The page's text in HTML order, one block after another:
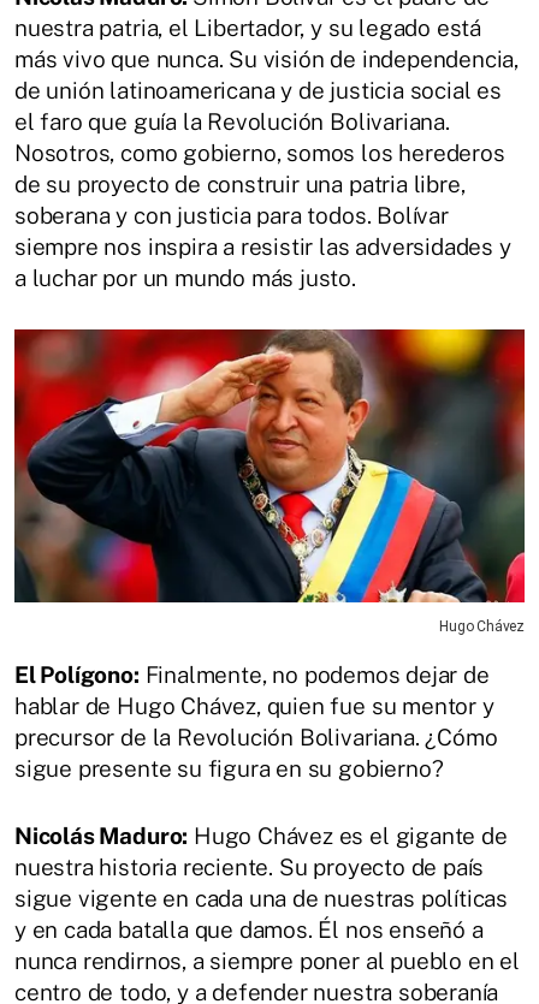
nuestra patria, el Libertador, y su legado está
más vivo que nunca. Su visión de independencia,
de unión latinoamericana y de justicia social es
el faro que guía la Revolución Bolivariana.
Nosotros, como gobierno, somos los herederos
de su proyecto de construir una patria libre,
soberana y con justicia para todos. Bolívar
siempre nos inspira a resistir las adversidades y
a luchar por un mundo más justo.
Hugo Chávez
El Polígono: Finalmente, no podemos dejar de
hablar de Hugo Chávez, quien fue su mentor y
precursor de la Revolución Bolivariana. ¿Cómo
sigue presente su figura en su gobierno?
Nicolás Maduro: Hugo Chávez es el gigante de
nuestra historia reciente. Su proyecto de país
sigue vigente en cada una de nuestras políticas
y en cada batalla que damos. Él nos enseñó a
nunca rendirnos, a siempre poner al pueblo en el
centro de todo, y a defender nuestra soberanía